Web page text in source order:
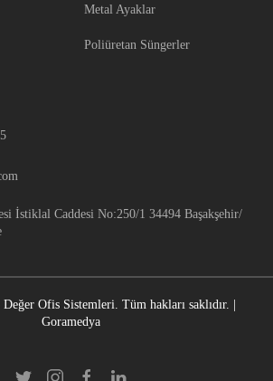
Metal Ayaklar
Poliüretan Süngerler
İstiklal Caddesi No:250/1 34494 Başakşehir/
Değer Ofis Sistemleri Tüm hakları saklıdır.
Goramedya